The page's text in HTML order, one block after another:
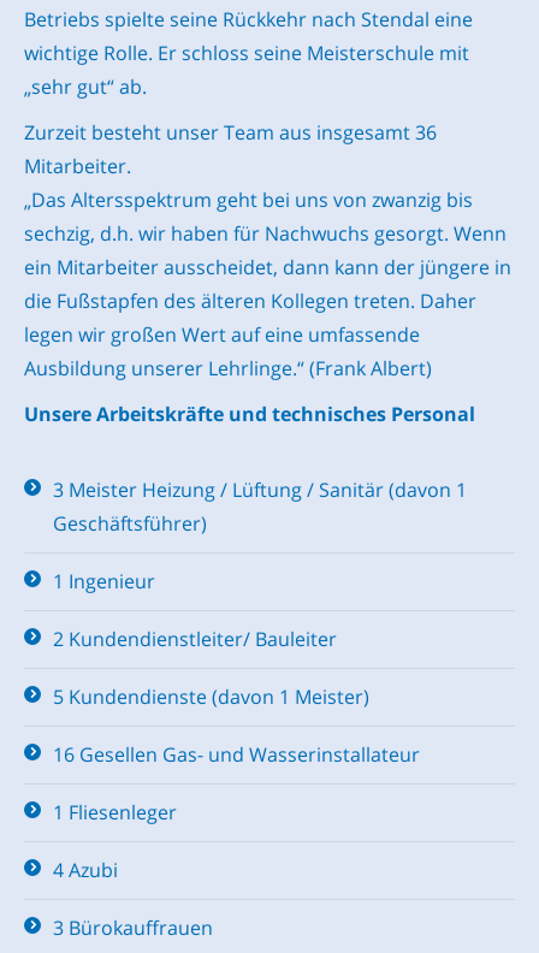
Betriebs spielte seine Rückkehr nach Stendal eine
wichtige Rolle. Er schloss seine Meisterschule mit
„sehr gut“ ab.
Zurzeit besteht unser Team aus insgesamt 36
Mitarbeiter.
„Das Altersspektrum geht bei uns von zwanzig bis
sechzig, d.h. wir haben für Nachwuchs gesorgt. Wenn
ein Mitarbeiter ausscheidet, dann kann der jüngere in
die Fußstapfen des älteren Kollegen treten. Daher
legen wir großen Wert auf eine umfassende
Ausbildung unserer Lehrlinge.“ (Frank Albert)
Unsere Arbeitskräfte und technisches Personal
3 Meister Heizung / Lüftung / Sanitär (davon 1
Geschäftsführer)
1 Ingenieur
2 Kundendienstleiter/ Bauleiter
5 Kundendienste (davon 1 Meister)
16 Gesellen Gas- und Wasserinstallateur
1 Fliesenleger
4 Azubi
3 Bürokauffrauen